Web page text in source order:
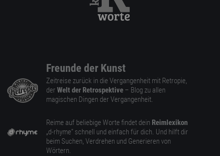
Freunde der Kunst
Zeitreise zurück in die Vergangenheit mit Retropie,
der Welt der Retrospektive – Blog zu allen
magischen Dingen der Vergangenheit.
Reime auf beliebige Worte findet dein Reimlexikon
„d-rhyme” schnell und einfach für dich. Und hilft dir
beim Suchen, Verdrehen und Generieren von
Wörtern.